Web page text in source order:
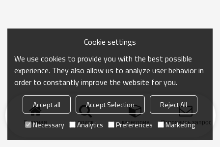
Главная поиск категория Отправить запрос
Cookie settings
We use cookies to provide you with the best possible
experience. They also allow us to analyze user behavior in
order to constantly improve the website for you.
Accept all Accept Selection
Reject All
Necessary
Analytics Preferences Marketing